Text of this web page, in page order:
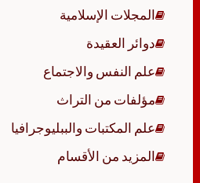
المجلات الإسلامية
دوائر العقيدة
علم النفس والاجتماع
مؤلفات من التراث
علم المكتبات والببليوجرافيا
المزيد من الأقسام